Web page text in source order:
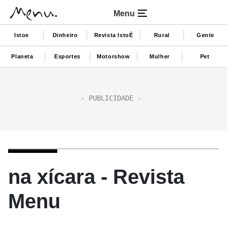
Menu
Istoe Dinheiro Revista IstoÉ Rural Gente
Planeta Esportes Motorshow Mulher Pet
na xícara - Revista
Menu